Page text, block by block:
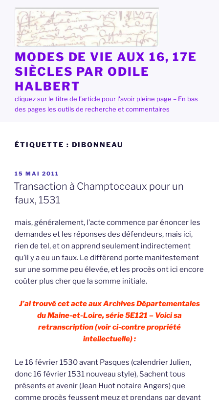
contenu
principal
MODES DE VIE AUX 16, 17E
SIÈCLES PAR ODILE
HALBERT
cliquez sur le titre de l'article pour l'avoir pleine page – En bas
des pages les outils de recherche et commentaires
ÉTIQUETTE : DIBONNEAU
PUBLIÉ
LE
15 MAI 2011
Transaction à Champtoceaux pour un
faux, 1531
mais, généralement, l’acte commence par énoncer les
demandes et les réponses des défendeurs, mais ici,
rien de tel, et on apprend seulement indirectement
qu’il y a eu un faux. Le différend porte manifestement
sur une somme peu élevée, et les procès ont ici encore
coûter plus cher que la somme initiale.
J’ai trouvé cet acte aux Archives Départementales
du Maine-et-Loire, série 5E121 – Voici sa
retranscription (voir ci-contre propriété
intellectuelle) :
Le 16 février 1530 avant Pasques (calendrier Julien,
donc 16 février 1531 nouveau style), Sachent tous
présents et avenir (Jean Huot notaire Angers) que
comme procès feussent meuz et prendans par devant